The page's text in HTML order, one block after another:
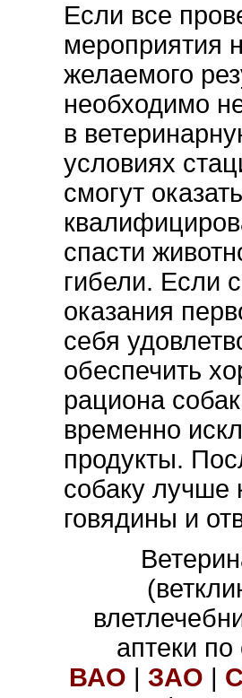
Если все
мероприятия
желаемого
необходимо
в
условиях
смогут оказать
спасти
гибели. Если
оказания
себя
обеспечить
рациона
временно
продукты.
собаку лучше
говядины и
аптеки
ВАО | ЗАО |